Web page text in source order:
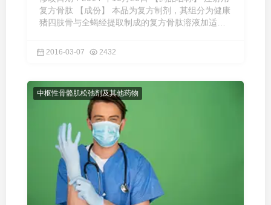
复方骨肽 【成份】 本品为复方制剂，其组分为健康
猪四肢骨与全蝎经提取制成的复方骨肽溶液加适量
2016-03-07 2432
中枢性骨骼肌松弛剂及其他药物